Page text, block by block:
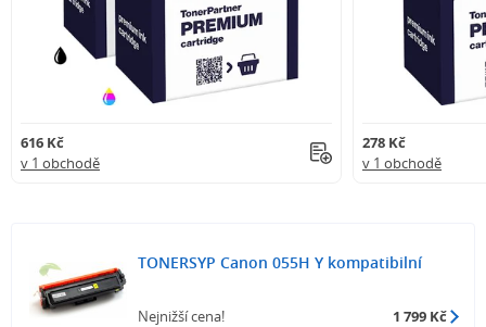
616 Kč
v 1 obchodě
278 Kč
v 1 obchodě
TONERSYP Canon 055H Y kompatibilní
Nejnižší cena! 1 799 Kč